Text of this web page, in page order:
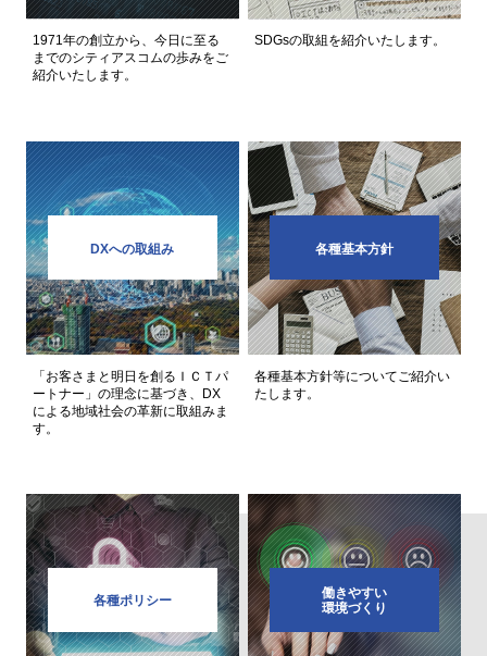
1971年の創立から、今日に至る
までのシティアスコムの歩みをご
紹介いたします。
SDGsの取組を紹介いたします。
DXへの取組み
「お客さまと明日を創るＩＣＴパ
ートナー」の理念に基づき、DX
による地域社会の革新に取組みま
す。
各種基本方針
各種基本方針等についてご紹介い
たします。
各種ポリシー
働きやすい
環境づくり